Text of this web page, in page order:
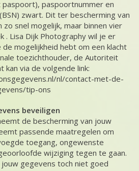
paspoortnummer en
zwart. Dit ter bescherming van
zo snel mogelijk, maar binnen vier
. Lisa Dijk Photography wil je er
mogelijkheid hebt om een klacht
toezichthouder, de Autoriteit
kan via de volgende link:
nl/contact-met-de-
tip-ons
beveiligen
de bescherming van jouw
passende maatregelen om
toegang, ongewenste
wijziging tegen te gaan.
gegevens toch niet goed